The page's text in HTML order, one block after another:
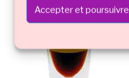
Accepter et poursuivre